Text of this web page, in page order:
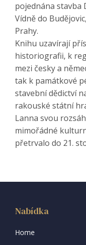
pojednána stavba
Vídně do
Prahy.
Knihu uzavírají
historiografii, k
mezi česky a
tak k památkové
stavební dědictví
rakouské státní
Lanna svou
mimořádné
přetrvalo do 21.
Nabídka
Home